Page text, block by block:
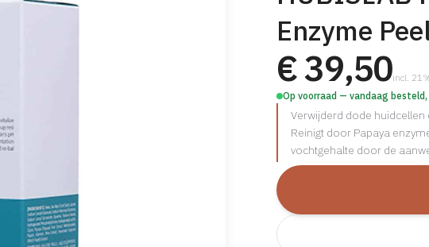
Enzyme
€ 39,50incl.
Op voorraad — vandaag
Verwijderd dode
Reinigt door Papaya
vochtgehalte door de